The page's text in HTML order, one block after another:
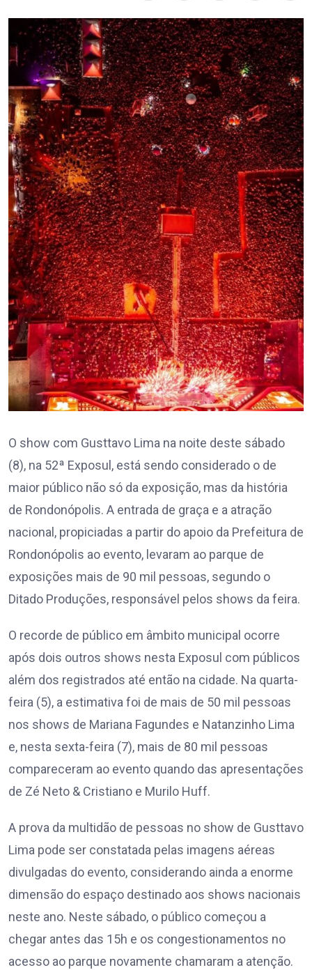
O show com Gusttavo Lima na noite deste sábado
(8), na 52ª Exposul, está sendo considerado o de
maior público não só da exposição, mas da história
de Rondonópolis. A entrada de graça e a atração
nacional, propiciadas a partir do apoio da Prefeitura de
Rondonópolis ao evento, levaram ao parque de
exposições mais de 90 mil pessoas, segundo o
Ditado Produções, responsável pelos shows da feira.
O recorde de público em âmbito municipal ocorre
após dois outros shows nesta Exposul com públicos
além dos registrados até então na cidade. Na quarta-
feira (5), a estimativa foi de mais de 50 mil pessoas
nos shows de Mariana Fagundes e Natanzinho Lima
e, nesta sexta-feira (7), mais de 80 mil pessoas
compareceram ao evento quando das apresentações
de Zé Neto & Cristiano e Murilo Huff.
A prova da multidão de pessoas no show de Gusttavo
Lima pode ser constatada pelas imagens aéreas
divulgadas do evento, considerando ainda a enorme
dimensão do espaço destinado aos shows nacionais
neste ano. Neste sábado, o público começou a
chegar antes das 15h e os congestionamentos no
acesso ao parque novamente chamaram a atenção.